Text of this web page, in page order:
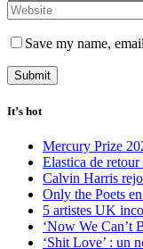
Save my name,
It’s hot
Mercury Prize
Elastica de retour
Calvin Harris
Only the Poets
5 artistes UK
‘Now We Can’t
‘Shit Love’ : un